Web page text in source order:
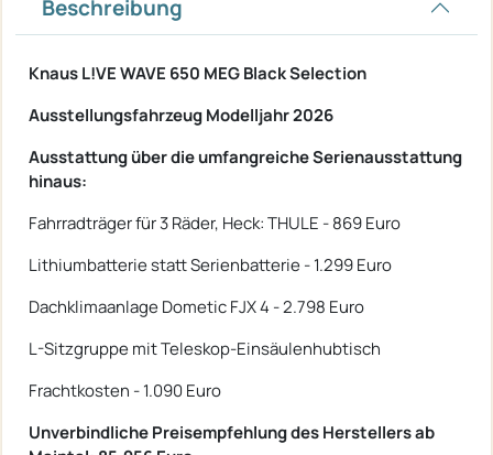
Beschreibung
Knaus L!VE WAVE 650 MEG Black Selection
Ausstellungsfahrzeug Modelljahr 2026
Ausstattung über die umfangreiche Serienausstattung
hinaus:
Fahrradträger für 3 Räder, Heck: THULE - 869 Euro
Lithiumbatterie statt Serienbatterie - 1.299 Euro
Dachklimaanlage Dometic FJX 4 - 2.798 Euro
L-Sitzgruppe mit Teleskop-Einsäulenhubtisch
Frachtkosten - 1.090 Euro
Unverbindliche Preisempfehlung des Herstellers ab